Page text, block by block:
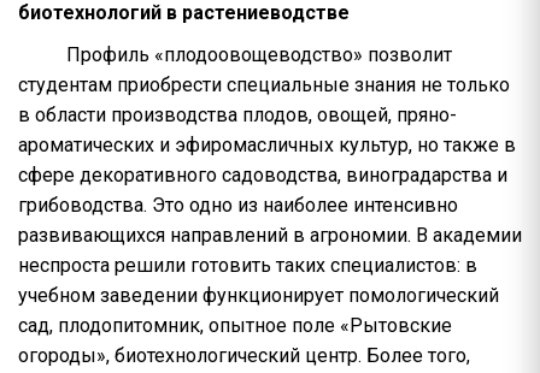
биотехнологий в растениеводстве
Профиль «плодоовощеводство» позволит
студентам приобрести специальные знания не только
в области производства плодов, овощей, пряно-
ароматических и эфиромасличных культур, но также в
сфере декоративного садоводства, виноградарства и
грибоводства. Это одно из наиболее интенсивно
развивающихся направлений в агрономии. В академии
неспроста решили готовить таких специалистов: в
учебном заведении функционирует помологический
сад, плодопитомник, опытное поле «Рытовские
огороды», биотехнологический центр. Более того,